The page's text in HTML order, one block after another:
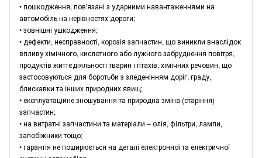
• пошкодження, пов'язані з ударними навантаженнями на
автомобіль на нерівностях дороги;
• зовнішні ушкодження;
• дефекти, несправності, корозія запчастин, що виникли внаслідок
впливу хімічного, кислотного або лужного забруднення повітря,
продуктів життєдіяльності тварин і птахів, хімічних речовин, що
застосовуються для боротьби з зледенінням доріг, граду,
блискавки та інших природних явищ;
• експлуатаційне зношування та природна зміна (старіння)
запчастин;
• на витратні запчастини та матеріали – олія, фільтри, лампи,
запобіжники тощо;
• гарантія не поширюється на деталі електронної та електричної